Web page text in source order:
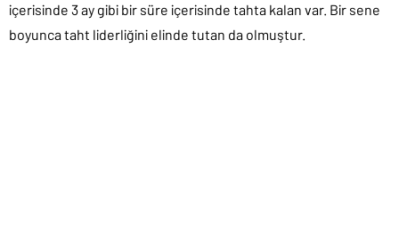
içerisinde 3 ay gibi bir süre içerisinde tahta kalan var. Bir sene
boyunca taht liderliğini elinde tutan da olmuştur.